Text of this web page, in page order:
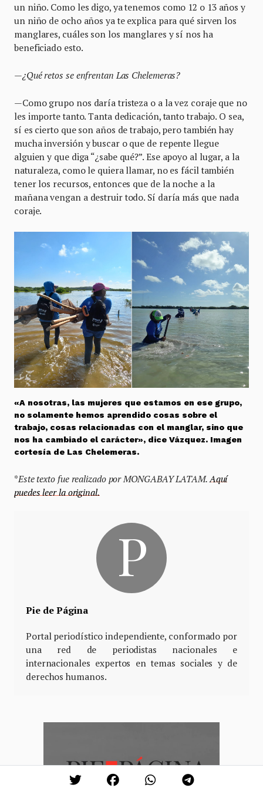
un niño. Como les digo, ya tenemos como 12 o 13 años y
un niño de ocho años ya te explica para qué sirven los
manglares, cuáles son los manglares y sí nos ha
beneficiado esto.
—¿Qué retos se enfrentan Las Chelemeras?
—Como grupo nos daría tristeza o a la vez coraje que no
les importe tanto. Tanta dedicación, tanto trabajo. O sea,
sí es cierto que son años de trabajo, pero también hay
mucha inversión y buscar o que de repente llegue
alguien y que diga “¿sabe qué?”. Ese apoyo al lugar, a la
naturaleza, como le quiera llamar, no es fácil también
tener los recursos, entonces que de la noche a la
mañana vengan a destruir todo. Sí daría más que nada
coraje.
«A nosotras, las mujeres que estamos en ese grupo,
no solamente hemos aprendido cosas sobre el
trabajo, cosas relacionadas con el manglar, sino que
nos ha cambiado el carácter», dice Vázquez. Imagen
cortesía de Las Chelemeras.
*Este texto fue realizado por MONGABAY LATAM.Aquí
puedes leer la original.
Pie de Página
Portal periodístico independiente, conformado por
una red de periodistas nacionales e
internacionales expertos en temas sociales y de
derechos humanos.